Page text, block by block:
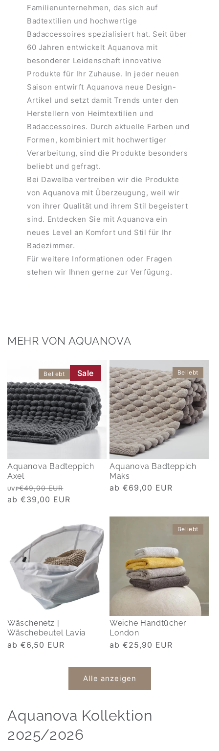
Familienunternehmen, das sich auf
Badtextilien und hochwertige
Badaccessoires spezialisiert hat. Seit über
60 Jahren entwickelt Aquanova mit
besonderer Leidenschaft innovative
Produkte für Ihr Zuhause. In jeder neuen
Saison entwirft Aquanova neue Design-
Artikel und setzt damit Trends unter den
Herstellern von Heimtextilien und
Badaccessoires. Durch aktuelle Farben und
Formen, kombiniert mit hochwertiger
Verarbeitung, sind die Produkte besonders
beliebt und gefragt.
Bei Dawelba vertreiben wir die Produkte
von Aquanova mit Überzeugung, weil wir
von ihrer Qualität und ihrem Stil begeistert
sind. Entdecken Sie mit Aquanova ein
neues Level an Komfort und Stil für Ihr
Badezimmer.
Für weitere Informationen oder Fragen
stehen wir Ihnen gerne zur Verfügung.
MEHR VON AQUANOVA
Aquanova Badteppich
Axel
Normaler
Preis
UVP€49,00 EUR
Verkaufspreis
ab €39,00 EUR
Beliebt Sale
Aquanova Badteppich
Maks
Normaler
ab €69,00 EUR
Beliebt
Wäschenetz |
Wäschebeutel Lavia
Normaler
ab €6,50 EUR
Weiche Handtücher
London
Normaler
ab €25,90 EUR
Beliebt
Alle anzeigen
Aquanova Kollektion
2025/2026